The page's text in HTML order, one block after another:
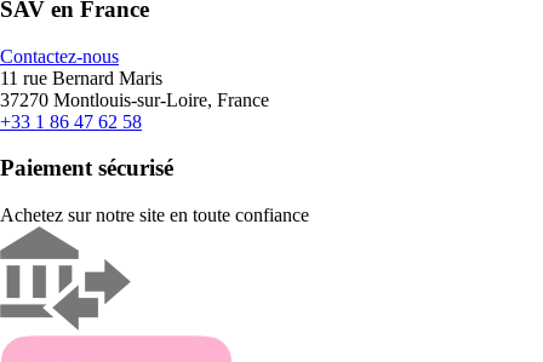
SAV en France
Contactez-nous
11 rue Bernard Maris
37270 Montlouis-sur-Loire, France
+33 1 86 47 62 58
Paiement sécurisé
Achetez sur notre site en toute confiance